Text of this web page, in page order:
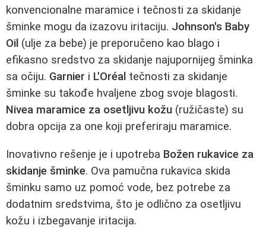
konvencionalne maramice i tečnosti za skidanje
šminke mogu da izazovu iritaciju. Johnson's Baby
Oil (ulje za bebe) je preporučeno kao blago i
efikasno sredstvo za skidanje najupornijeg šminka
sa očiju. Garnier i L'Oréal tečnosti za skidanje
šminke su takođe hvaljene zbog svoje blagosti.
Nivea maramice za osetljivu kožu (ružičaste) su
dobra opcija za one koji preferiraju maramice.
Inovativno rešenje je i upotreba Božen rukavice za
skidanje šminke. Ova pamučna rukavica skida
šminku samo uz pomoć vode, bez potrebe za
dodatnim sredstvima, što je odlično za osetljivu
kožu i izbegavanje iritacija.